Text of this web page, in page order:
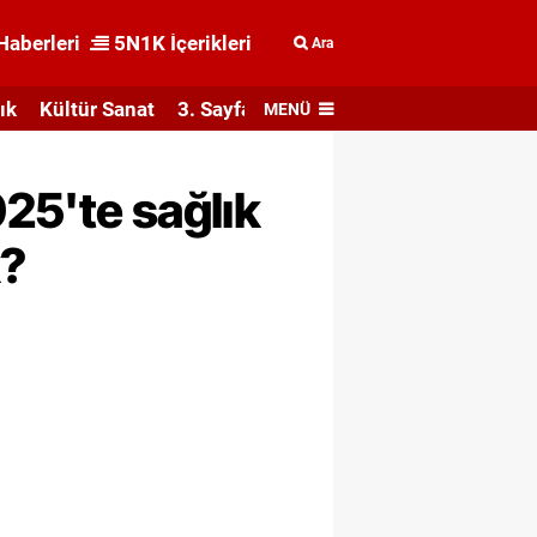
5N1K İçerikleri Ara
Kültür Sanat 3. Sayfa MENÜ
sağlık